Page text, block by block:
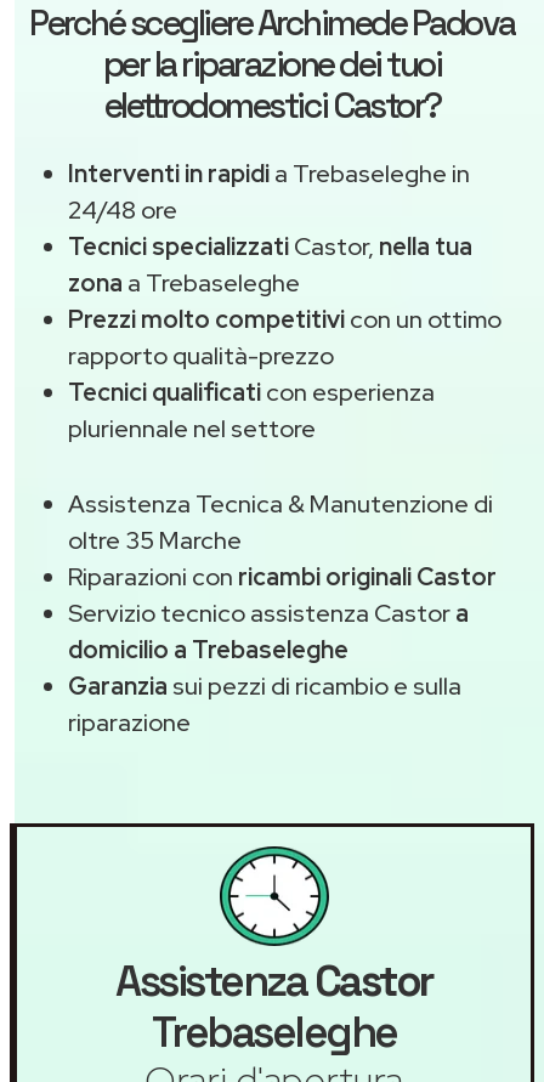
Perché scegliereArchimede Padova
per la riparazione dei tuoi
elettrodomestici Castor?
Interventi in rapidia Trebaseleghe in
24/48 ore
Tecnici specializzatiCastor, nella tua
zona a Trebaseleghe
Prezzi molto competitivicon un ottimo
rapporto qualità-prezzo
Tecnici qualificaticon esperienza
pluriennale nel settore
Assistenza Tecnica & Manutenzione di
oltre 35 Marche
Riparazioni con ricambi originali Castor
Servizio tecnico assistenza Castora
domicilio a Trebaseleghe
Garanzia sui pezzi di ricambio e sulla
riparazione
AssistenzaCastor
Trebaseleghe